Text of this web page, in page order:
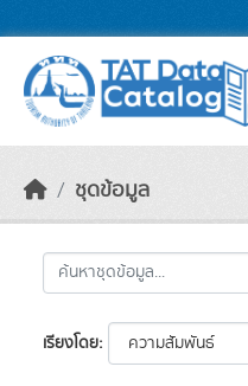
ชุดข้อมูล
เรียงโดย